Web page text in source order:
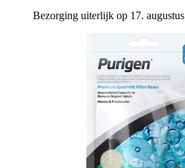
Bezorging uiterlijk op 17. augustus